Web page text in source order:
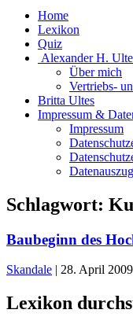
Home
Lexikon
Quiz
Alexander H.
Über mich
Vertriebs-
Britta Ultes
Impressum &
Impressum
Datenauszug
Schlagwort:
Baubeginn des
Skandale | 28. April 2009
Lexikon